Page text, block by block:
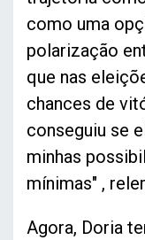
como uma
polarização
que nas
chances de
conseguiu se
minhas
mínimas" ,
Agora, Doria